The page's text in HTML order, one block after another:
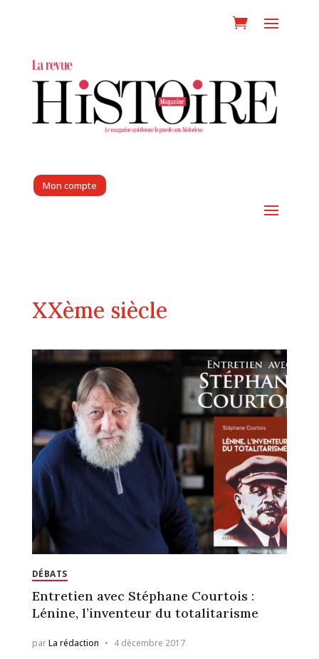
Mon compte
XXème siècle
DÉBATS
Entretien avec Stéphane Courtois :
Lénine, l’inventeur du totalitarisme
parLa rédaction 4 décembre 2017